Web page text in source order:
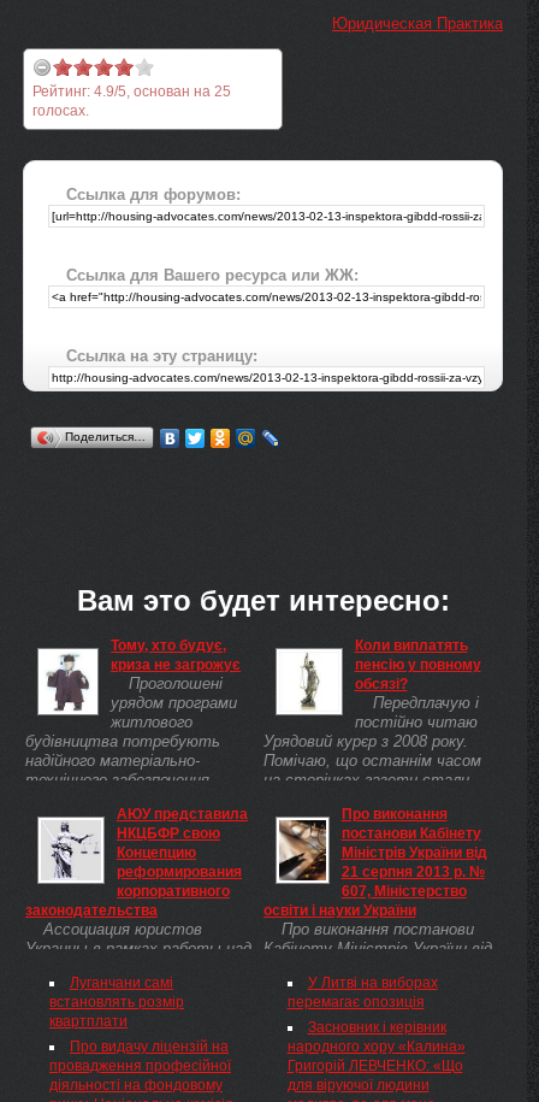
Юридическая Практика
Рейтинг: 4.9/5, основан на 25
голосах.
Ссылка для форумов:
Ссылка для Вашего ресурса или ЖЖ:
Ссылка на эту страницу:
Поделиться…
Вам это будет интересно:
Тому, хто будує,
криза не загрожує
Проголошені
урядом програми
житлового
будівництва потребують
надійного матеріально-
технічного забезпечення.
передусім на розвиток
внутрішнього виробництва,
що активізує діяльність ...
АЮУ представила
НКЦБФР свою
Концепцию
реформирования
корпоративного
законодательства
Ассоциация юристов
Украины в рамках работы над
правового режима
деятельности акционерных
обществ провела круглый
стол совместно с НКЦБФР.
Целью мероприятия стало
обсуждение ...
Луганчани самі
встановлять розмір
квартплати
Про видачу ліцензій на
провадження професійної
діяльності на фондовому
Коли виплатять
пенсію у повному
обсязі?
Передплачую і
постійно читаю
Урядовий курєр з 2008 року.
Помічаю, що останнім часом
на сторінках газети стали
про боротьбу із корупцією. Сам
язвернутися до вас вирішив ...
Про виконання
постанови Кабінету
Міністрів України від
21 серпня 2013 р. №
607, Міністерство
освіти і науки України
Про виконання постанови
Кабінету Міністрів України від
виконання пункту 1 розділу XII
завдань і заходів Державної
цільової програми
"Національний план дій з
реалізації Конвенції про права
інвалідів на період до 2020 року"
У Литві на виборах
перемагає опозиція
Засновник і керівник
народного хору «Калина»
Григорій ЛЕВЧЕНКО: «Що
для віруючої людини